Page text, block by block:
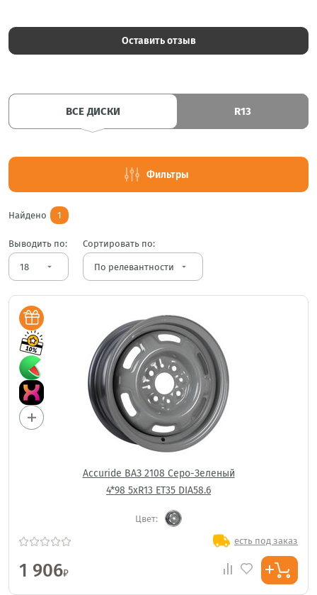
Оставить отзыв
ВСЕ ДИСКИ R13
Фильтры
Найдено 1
Выводить по:
arrow_drop_down
Сортировать по:
arrow_drop_down
Accuride ВАЗ 2108 Серо-Зеленый
4*98 5xR13 ET35 DIA58.6
Цвет:
есть под заказ
1 906₽